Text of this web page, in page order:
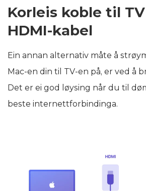
Korleis koble til
HDMI-kabel
Ein annan alternativ måte å
Mac-en din til TV-en på, er ved å
Det er ei god løysing når du til
beste internettforbindinga.